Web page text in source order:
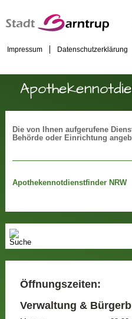
Impressum Datenschutzerklärung
Die von Ihnen aufgerufene
Behörde oder Einrichtung
Apothekennotdienstfinder NRW
Öffnungszeiten:
Verwaltung &